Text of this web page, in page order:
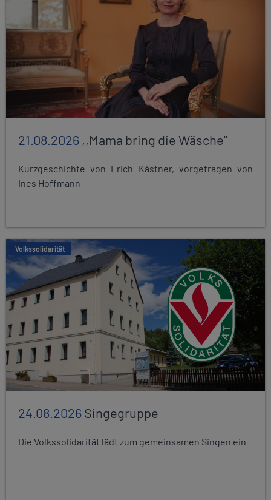
21.08.2026 ,,Mama bring die Wäsche"
Kurzgeschichte von Erich Kästner, vorgetragen von
Ines Hoffmann
Volkssolidarität
24.08.2026Singegruppe
Die Volkssolidarität lädt zum gemeinsamen Singen ein